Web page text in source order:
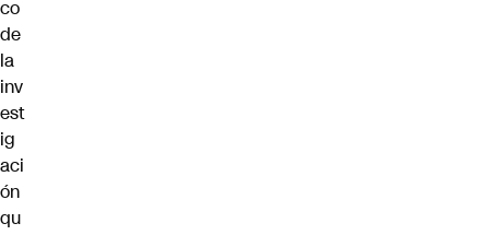
co
de
la
inv
est
ig
aci
ón
qu